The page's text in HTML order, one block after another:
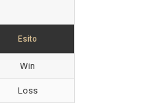
Esito
Win
Loss